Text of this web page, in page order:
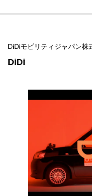
DiDiモビリティジャパン株
DiDi